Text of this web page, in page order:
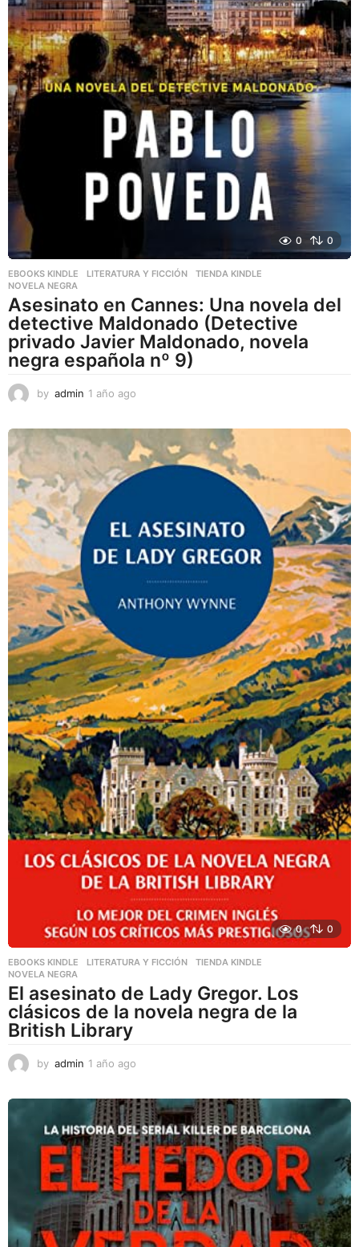
0 0
EBOOKS KINDLE ,LITERATURA Y FICCIÓN ,TIENDA KINDLE
NOVELA NEGRA
Asesinato en Cannes: Una novela del
detective Maldonado (Detective
privado Javier Maldonado, novela
negra española nº 9)
by admin 1 año ago
o
a
g
0 0
EBOOKS KINDLE ,LITERATURA Y FICCIÓN ,TIENDA KINDLE
NOVELA NEGRA
El asesinato de Lady Gregor. Los
clásicos de la novela negra de la
British Library
by admin 1 año ago
o
a
g
o